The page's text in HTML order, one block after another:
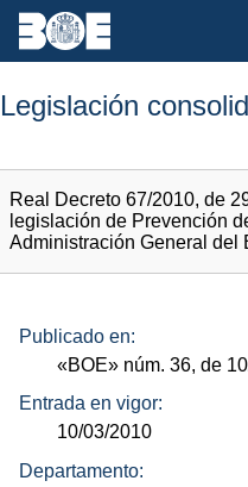
Legislación
Real Decreto 67/2010, de
legislación de Prevención
Administración General del
Publicado en:
«BOE» núm. 36, de
Entrada en vigor:
10/03/2010
Departamento: